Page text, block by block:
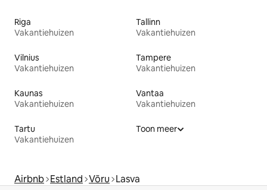
Riga
Vakantiehuizen
Tallinn
Vakantiehuizen
Vilnius
Vakantiehuizen
Tampere
Vakantiehuizen
Kaunas
Vakantiehuizen
Vantaa
Vakantiehuizen
Tartu
Vakantiehuizen
Toon meer
Airbnb Estland Võru Lasva